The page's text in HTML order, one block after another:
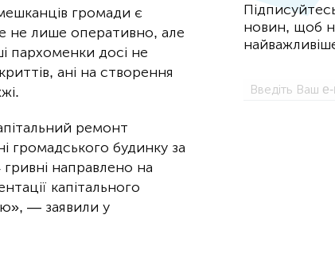
громади є
не лише оперативно, але
пархоменки досі не
ані на створення
ремонт
громадського будинку за
направлено на
капітального
— заявили у
новин, щоб